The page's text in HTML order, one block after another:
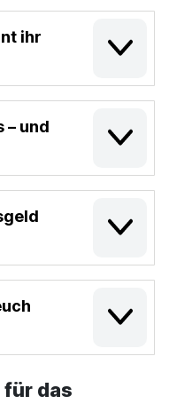
ihr
– und
das